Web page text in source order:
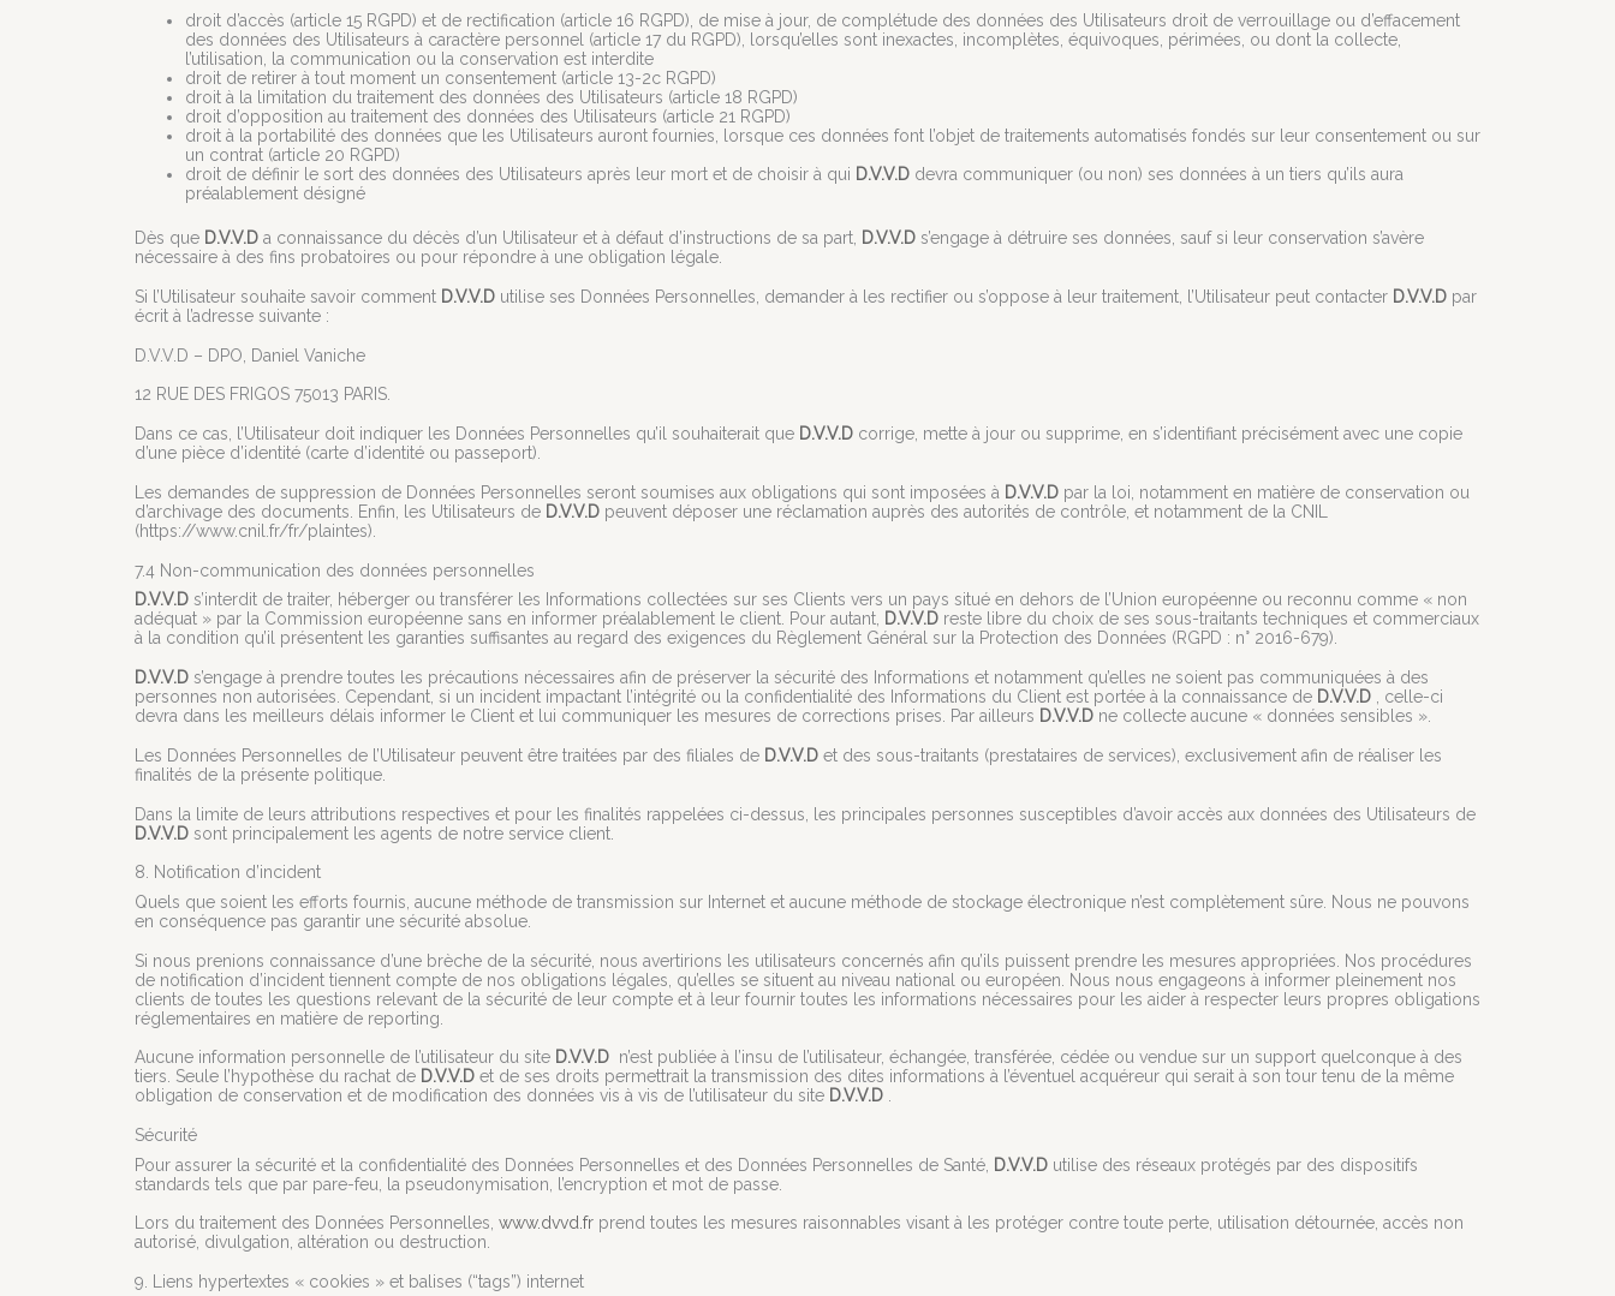
droit d’accès (article 15 RGPD) et de rectification (article 16 RGPD), de mise à jour, de complétude des données des Utilisateurs droit de verrouillage ou d’effacement
des données des Utilisateurs à caractère personnel (article 17 du RGPD), lorsqu’elles sont inexactes, incomplètes, équivoques, périmées, ou dont la collecte,
l’utilisation, la communication ou la conservation est interdite
droit de retirer à tout moment un consentement (article 13-2c RGPD)
droit à la limitation du traitement des données des Utilisateurs (article 18 RGPD)
droit d’opposition au traitement des données des Utilisateurs (article 21 RGPD)
droit à la portabilité des données que les Utilisateurs auront fournies, lorsque ces données font l’objet de traitements automatisés fondés sur leur consentement ou sur
un contrat (article 20 RGPD)
droit de définir le sort des données des Utilisateurs après leur mort et de choisir à qui D.V.V.D devra communiquer (ou non) ses données à un tiers qu’ils aura
préalablement désigné
Dès que D.V.V.D a connaissance du décès d’un Utilisateur et à défaut d’instructions de sa part, D.V.V.D s’engage à détruire ses données, sauf si leur conservation s’avère
nécessaire à des fins probatoires ou pour répondre à une obligation légale.
Si l’Utilisateur souhaite savoir comment D.V.V.D utilise ses Données Personnelles, demander à les rectifier ou s’oppose à leur traitement, l’Utilisateur peut contacter D.V.V.D par
écrit à l’adresse suivante :
D.V.V.D – DPO, Daniel Vaniche
12 RUE DES FRIGOS 75013 PARIS.
Dans ce cas, l’Utilisateur doit indiquer les Données Personnelles qu’il souhaiterait que D.V.V.D corrige, mette à jour ou supprime, en s’identifiant précisément avec une copie
d’une pièce d’identité (carte d’identité ou passeport).
Les demandes de suppression de Données Personnelles seront soumises aux obligations qui sont imposées à D.V.V.D par la loi, notamment en matière de conservation ou
d’archivage des documents. Enfin, les Utilisateurs de D.V.V.D peuvent déposer une réclamation auprès des autorités de contrôle, et notamment de la CNIL
(https://www.cnil.fr/fr/plaintes).
7.4 Non-communication des données personnelles
D.V.V.D s’interdit de traiter, héberger ou transférer les Informations collectées sur ses Clients vers un pays situé en dehors de l’Union européenne ou reconnu comme « non
adéquat » par la Commission européenne sans en informer préalablement le client. Pour autant, D.V.V.D reste libre du choix de ses sous-traitants techniques et commerciaux
à la condition qu’il présentent les garanties suffisantes au regard des exigences du Règlement Général sur la Protection des Données (RGPD : n° 2016-679).
D.V.V.D s’engage à prendre toutes les précautions nécessaires afin de préserver la sécurité des Informations et notamment qu’elles ne soient pas communiquées à des
personnes non autorisées. Cependant, si un incident impactant l’intégrité ou la confidentialité des Informations du Client est portée à la connaissance de D.V.V.D , celle-ci
devra dans les meilleurs délais informer le Client et lui communiquer les mesures de corrections prises. Par ailleurs D.V.V.D ne collecte aucune « données sensibles ».
Les Données Personnelles de l’Utilisateur peuvent être traitées par des filiales de D.V.V.D et des sous-traitants (prestataires de services), exclusivement afin de réaliser les
finalités de la présente politique.
Dans la limite de leurs attributions respectives et pour les finalités rappelées ci-dessus, les principales personnes susceptibles d’avoir accès aux données des Utilisateurs de
D.V.V.D sont principalement les agents de notre service client.
8. Notification d’incident
Quels que soient les efforts fournis, aucune méthode de transmission sur Internet et aucune méthode de stockage électronique n’est complètement sûre. Nous ne pouvons
en conséquence pas garantir une sécurité absolue.
Si nous prenions connaissance d’une brèche de la sécurité, nous avertirions les utilisateurs concernés afin qu’ils puissent prendre les mesures appropriées. Nos procédures
de notification d’incident tiennent compte de nos obligations légales, qu’elles se situent au niveau national ou européen. Nous nous engageons à informer pleinement nos
clients de toutes les questions relevant de la sécurité de leur compte et à leur fournir toutes les informations nécessaires pour les aider à respecter leurs propres obligations
réglementaires en matière de reporting.
Aucune information personnelle de l’utilisateur du site D.V.V.D n’est publiée à l’insu de l’utilisateur, échangée, transférée, cédée ou vendue sur un support quelconque à des
tiers. Seule l’hypothèse du rachat de D.V.V.D et de ses droits permettrait la transmission des dites informations à l’éventuel acquéreur qui serait à son tour tenu de la même
obligation de conservation et de modification des données vis à vis de l’utilisateur du site D.V.V.D .
Sécurité
Pour assurer la sécurité et la confidentialité des Données Personnelles et des Données Personnelles de Santé, D.V.V.D utilise des réseaux protégés par des dispositifs
standards tels que par pare-feu, la pseudonymisation, l’encryption et mot de passe.
Lors du traitement des Données Personnelles, www.dvvd.fr prend toutes les mesures raisonnables visant à les protéger contre toute perte, utilisation détournée, accès non
autorisé, divulgation, altération ou destruction.
9. Liens hypertextes « cookies » et balises (“tags”) internet